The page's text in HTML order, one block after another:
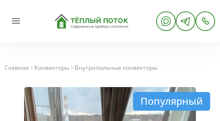
Главная Конвекторы Внутрипольные конвекторы
Популярный